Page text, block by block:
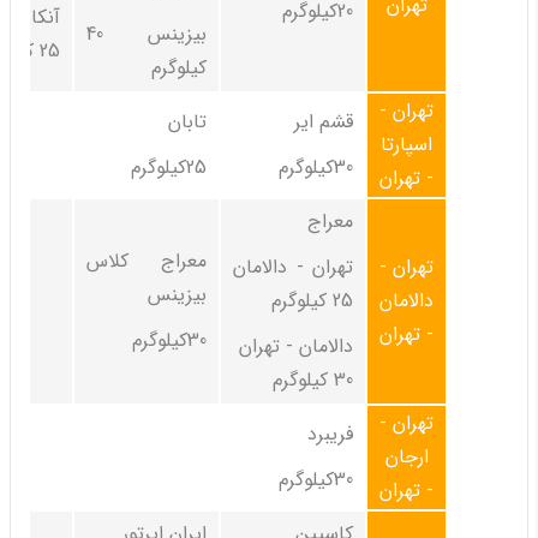
25 کیلوگرم
بیزینس 40
کیلوگرم
20کیلوگرم
تابان
25کیلوگرم
قشم ایر
30کیلوگرم
تهران -
اسپارتا
- تهران
معراج کلاس
بیزینس
30کیلوگرم
معراج
تهران - دالامان
25 کیلوگرم
دالامان - تهران
30 کیلوگرم
تهران -
دالامان
- تهران
فریبرد
30کیلوگرم
تهران -
ارجان
- تهران